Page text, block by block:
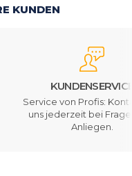
KUNDEN
Service von Profis:
uns jederzeit bei
Anliegen.